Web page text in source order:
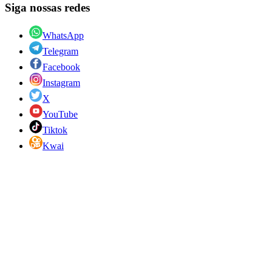
Siga nossas redes
WhatsApp
Telegram
Facebook
Instagram
X
YouTube
Tiktok
Kwai